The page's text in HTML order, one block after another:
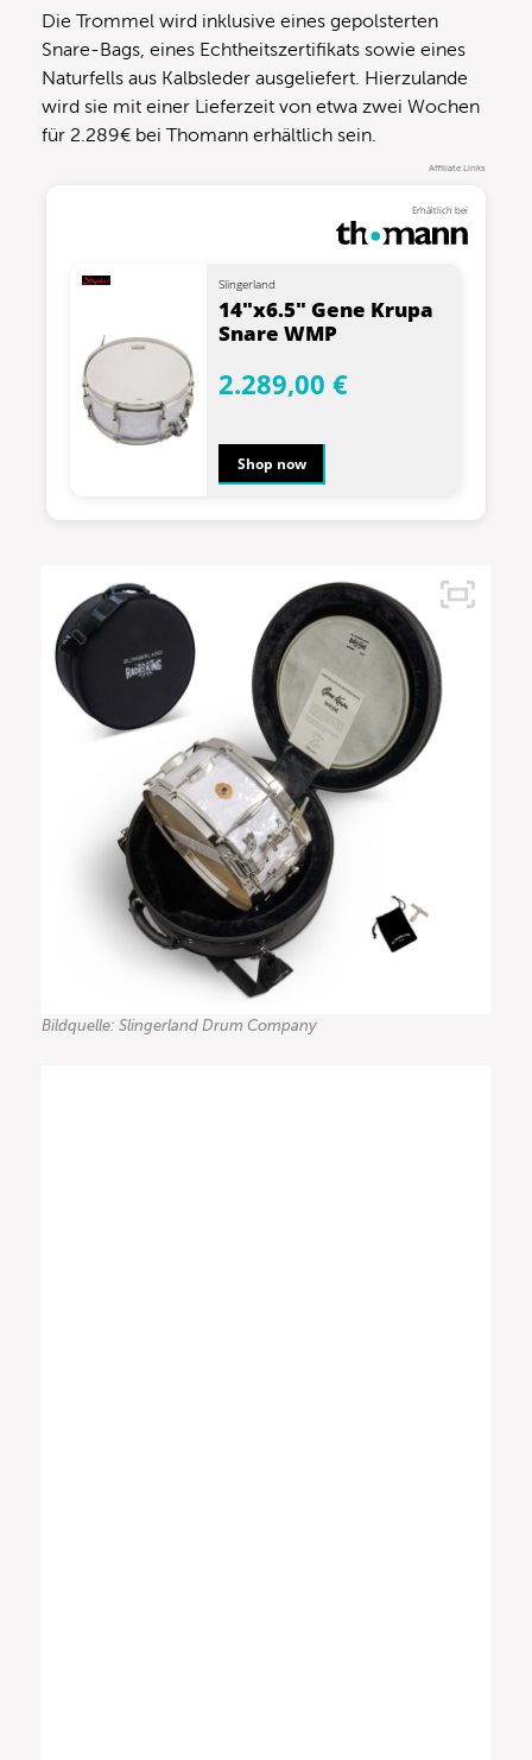
Die Trommel wird inklusive eines gepolsterten
Snare-Bags, eines Echtheitszertifikats sowie eines
Naturfells aus Kalbsleder ausgeliefert. Hierzulande
wird sie mit einer Lieferzeit von etwa zwei Wochen
für 2.289€ bei Thomann erhältlich sein.
Affiliate Links
Erhältlich bei
Slingerland
14"x6.5" Gene Krupa
Snare WMP
2.289,00 €
Shop now
Bildquelle: Slingerland Drum Company